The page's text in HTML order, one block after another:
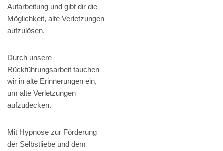
Aufarbeitung und gibt dir die
Möglichkeit, alte Verletzungen
aufzulösen.
Durch unsere
Rückführungsarbeit tauchen
wir in alte Erinnerungen ein,
um alte Verletzungen
aufzudecken.
Mit Hypnose zur Förderung
der Selbstliebe und dem